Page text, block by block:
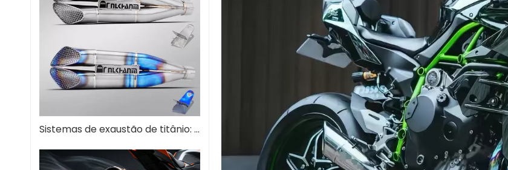
Sistemas de exaustão de titânio: a atualização definitiva de desempenho